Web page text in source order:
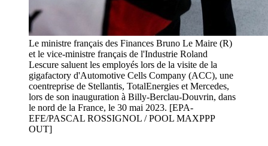
Le ministre français des Finances Bruno Le Maire (R)
et le vice-ministre français de l'Industrie Roland
Lescure saluent les employés lors de la visite de la
gigafactory d'Automotive Cells Company (ACC), une
coentreprise de Stellantis, TotalEnergies et Mercedes,
lors de son inauguration à Billy-Berclau-Douvrin, dans
le nord de la France, le 30 mai 2023. [EPA-
EFE/PASCAL ROSSIGNOL / POOL MAXPPP
OUT]